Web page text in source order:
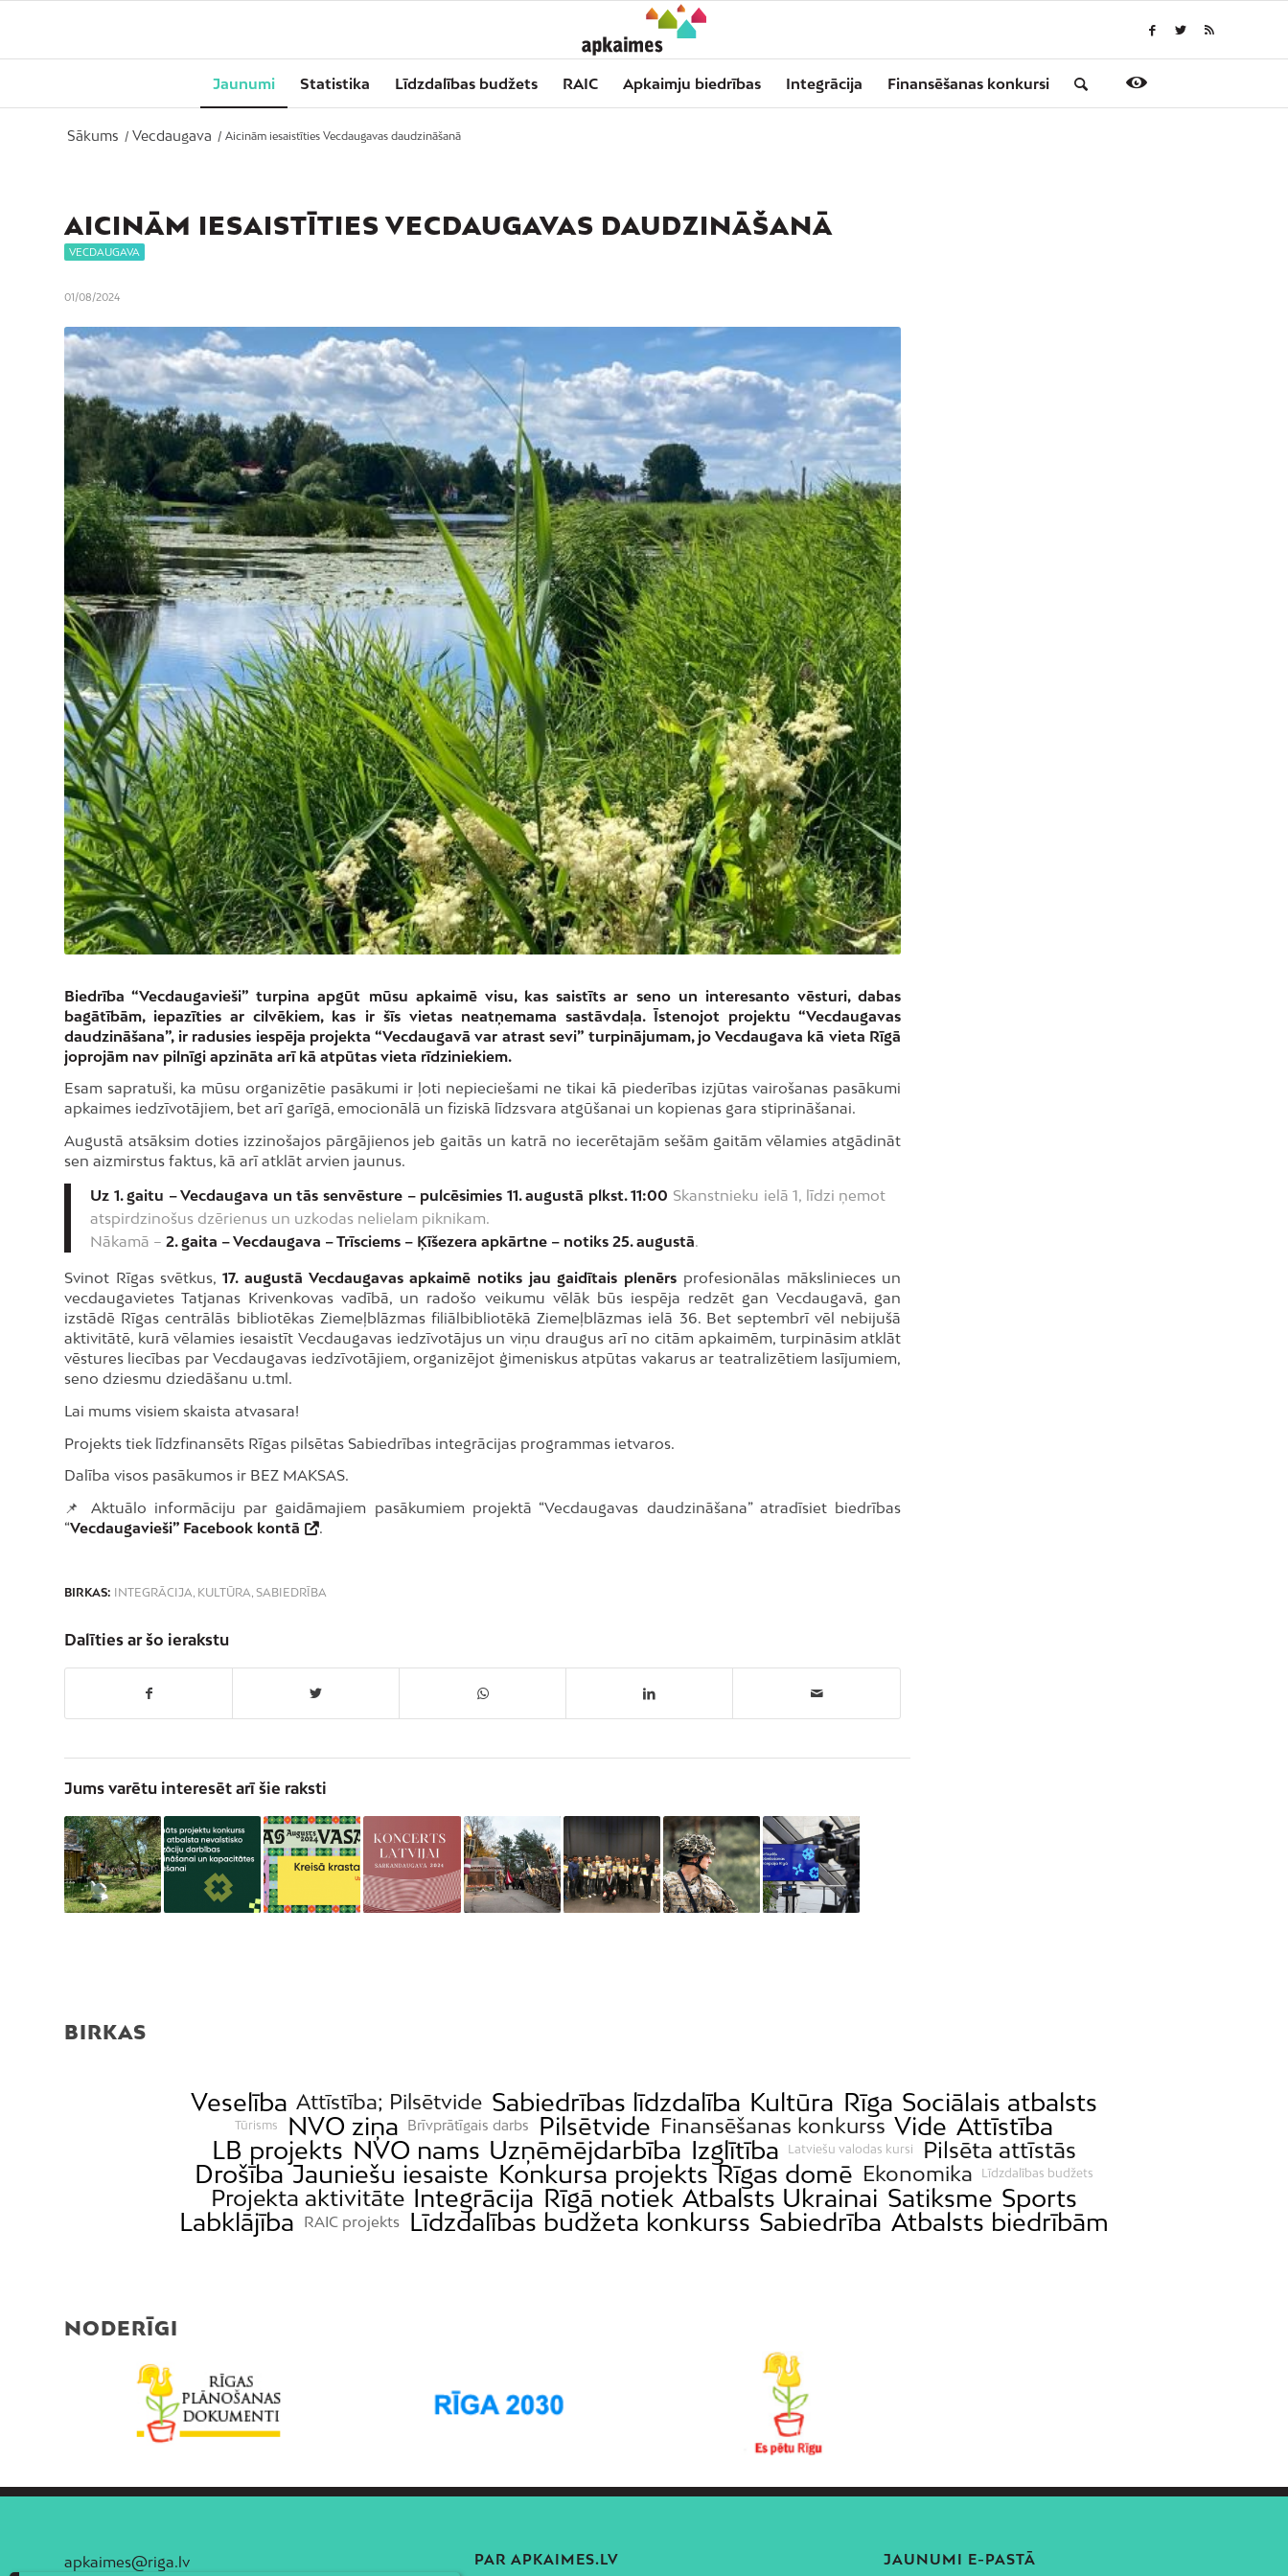
Jaunumi Statistika Līdzdalības budžets RAIC Apkaimju biedrības Integrācija Finansēšanas konkursi
Sākums / Vecdaugava / Aicinām iesaistīties Vecdaugavas daudzināšanā
AICINĀM IESAISTĪTIES VECDAUGAVAS DAUDZINĀŠANĀ
VECDAUGAVA
01/08/2024
Biedrība “Vecdaugavieši” turpina apgūt mūsu apkaimē visu, kas saistīts ar seno un interesanto vēsturi, dabas
bagātībām, iepazīties ar cilvēkiem, kas ir šīs vietas neatņemama sastāvdaļa. Īstenojot projektu “Vecdaugavas
daudzināšana”, ir radusies iespēja projekta “Vecdaugavā var atrast sevi” turpinājumam, jo Vecdaugava kā vieta Rīgā
joprojām nav pilnīgi apzināta arī kā atpūtas vieta rīdziniekiem.
Esam sapratuši, ka mūsu organizētie pasākumi ir ļoti nepieciešami ne tikai kā piederības izjūtas vairošanas pasākumi
apkaimes iedzīvotājiem, bet arī garīgā, emocionālā un fiziskā līdzsvara atgūšanai un kopienas gara stiprināšanai.
Augustā atsāksim doties izzinošajos pārgājienos jeb gaitās un katrā no iecerētajām sešām gaitām vēlamies atgādināt
sen aizmirstus faktus, kā arī atklāt arvien jaunus.
Uz 1. gaitu – Vecdaugava un tās senvēsture – pulcēsimies 11. augustā plkst. 11:00 Skanstnieku ielā 1, līdzi ņemot
atspirdzinošus dzērienus un uzkodas nelielam piknikam.
Nākamā – 2. gaita – Vecdaugava – Trīsciems – Ķīšezera apkārtne – notiks 25. augustā.
Svinot Rīgas svētkus,17. augustā Vecdaugavas apkaimē notiks jau gaidītais plenērs profesionālas mākslinieces un
vecdaugavietes Tatjanas Krivenkovas vadībā, un radošo veikumu vēlāk būs iespēja redzēt gan Vecdaugavā, gan
izstādē Rīgas centrālās bibliotēkas Ziemeļblāzmas filiālbibliotēkā Ziemeļblāzmas ielā 36. Bet septembrī vēl nebijušā
aktivitātē, kurā vēlamies iesaistīt Vecdaugavas iedzīvotājus un viņu draugus arī no citām apkaimēm, turpināsim atklāt
vēstures liecības par Vecdaugavas iedzīvotājiem, organizējot ģimeniskus atpūtas vakarus ar teatralizētiem lasījumiem,
seno dziesmu dziedāšanu u.tml.
Lai mums visiem skaista atvasara!
Projekts tiek līdzfinansēts Rīgas pilsētas Sabiedrības integrācijas programmas ietvaros.
Dalība visos pasākumos ir BEZ MAKSAS.
📌 Aktuālo informāciju par gaidāmajiem pasākumiem projektā “Vecdaugavas daudzināšana” atradīsiet biedrības
“Vecdaugavieši” Facebook kontā .
BIRKAS: INTEGRĀCIJA, KULTŪRA, SABIEDRĪBA
Dalīties ar šo ierakstu
Jums varētu interesēt arī šie raksti
BIRKAS
Veselība Attīstība; Pilsētvide Sabiedrības līdzdalība Kultūra Rīga Sociālais atbalsts
Tūrisms NVO ziņa Brīvprātīgais darbs Pilsētvide Finansēšanas konkurss Vide Attīstība
LB projekts NVO nams Uzņēmējdarbība Izglītība Latviešu valodas kursi Pilsēta attīstās
Drošība Jauniešu iesaiste Konkursa projekts Rīgas domē Ekonomika Līdzdalības budžets
Projekta aktivitāte Integrācija Rīgā notiek Atbalsts Ukrainai Satiksme Sports
Labklājība
RAIC projekts Līdzdalības budžeta konkurss Sabiedrība Atbalsts biedrībām
NODERĪGI
apkaimes@riga.lv PAR APKAIMES.LV JAUNUMI E-PASTĀ